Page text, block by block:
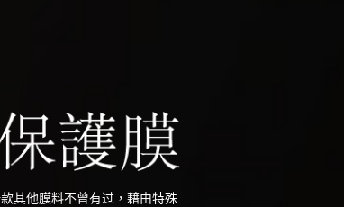
其他膜料不曾有过，藉由特殊